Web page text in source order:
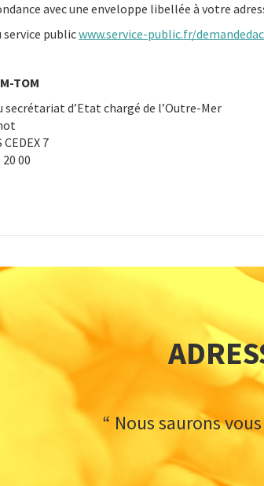
avec une enveloppe libellée à votre
service publicwww.service-public.fr/
TOM
secrétariat d’Etat chargé de l’Outre-Mer
CEDEX 7
20 00
“ Nous saurons